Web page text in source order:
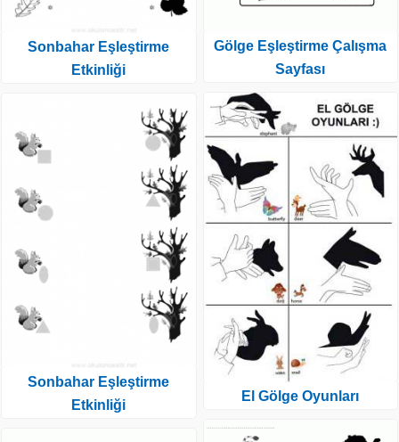
Sonbahar Eşleştirme
Etkinliği
Sonbahar Eşleştirme
Etkinliği
Gölge Eşleştirme Çalışma
Sayfası
El Gölge Oyunları